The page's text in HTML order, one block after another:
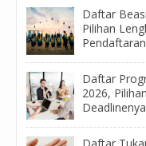
Daftar
Pilihan
Daftar
2026,
Deadlinenya